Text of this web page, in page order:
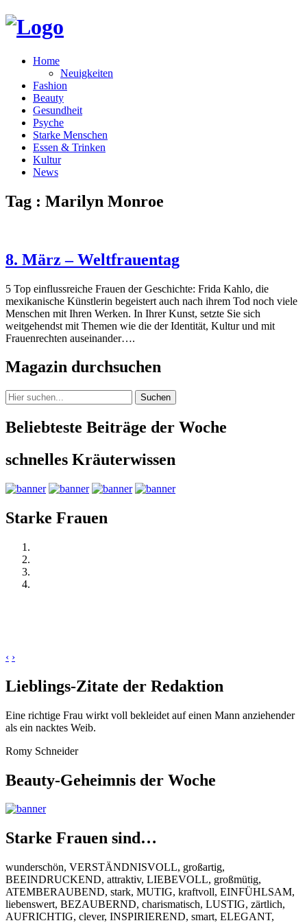
Home
Neuigkeiten
Fashion
Beauty
Gesundheit
Psyche
Starke Menschen
Essen & Trinken
Kultur
News
Tag : Marilyn Monroe
8. März – Weltfrauentag
5 Top einflussreiche Frauen der Geschichte: Frida Kahlo, die
mexikanische Künstlerin begeistert auch nach ihrem Tod noch viele
Menschen mit Ihren Werken. In Ihrer Kunst, setzte Sie sich
weitgehendst mit Themen wie die der Identität, Kultur und mit
Frauenrechten auseinander….
Magazin durchsuchen
Suchen
Beliebteste Beiträge der Woche
schnelles Kräuterwissen
Starke Frauen
‹ ›
Lieblings-Zitate der Redaktion
Eine richtige Frau wirkt voll bekleidet auf einen Mann anziehender
als ein nacktes Weib.
Romy Schneider
Beauty-Geheimnis der Woche
Starke Frauen sind…
wunderschön, VERSTÄNDNISVOLL, großartig,
BEEINDRUCKEND, attraktiv, LIEBEVOLL, großmütig,
ATEMBERAUBEND, stark, MUTIG, kraftvoll, EINFÜHLSAM,
liebenswert, BEZAUBERND, charismatisch, LUSTIG, zärtlich,
AUFRICHTIG, clever, INSPIRIEREND, smart, ELEGANT,